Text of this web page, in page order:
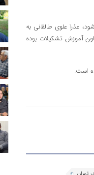
می‌شود، عذرا علوی طالقانی به
آموزش تشکیلات بوده
است.